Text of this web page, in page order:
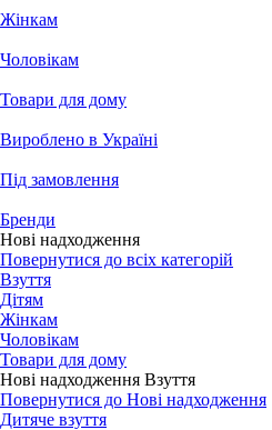
Жінкам
Чоловікам
Товари для дому
Вироблено в Україні
Під замовлення
Бренди
Нові надходження
Повернутися до всіх категорій
Взуття
Дітям
Жінкам
Чоловікам
Товари для дому
Нові надходження Взуття
Повернутися до Нові надходження
Дитяче взуття